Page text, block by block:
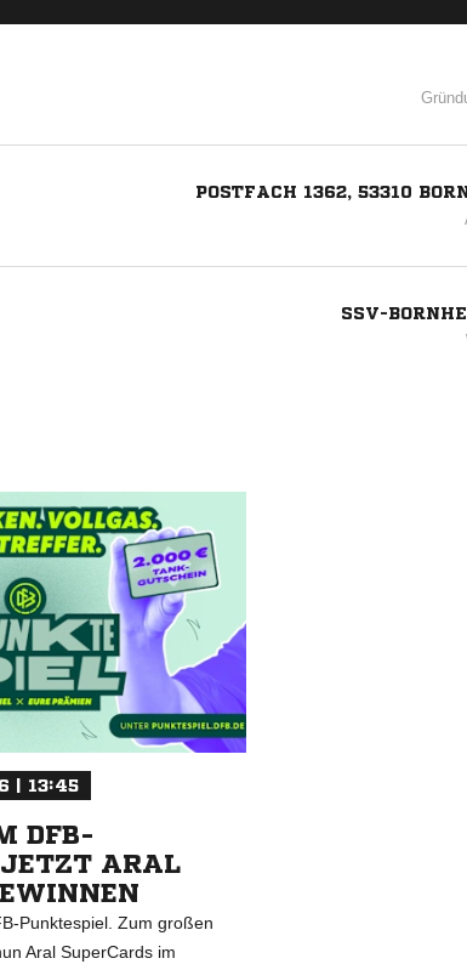
POSTFACH 1362, 53310
SSV-
| 13:45
DFB-
ARAL
Punktespiel. Zum großen
Aral SuperCards im